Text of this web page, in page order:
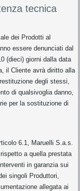
tecnica
dei Prodotti al
essere denunciati dal
(dieci) giorni dalla data
il Cliente avrà diritto alla
degli stessi,
di qualsivoglia danno,
per la sostituzione di
6.1, Maruelli S.a.s.
a quella prestata
in garanzia sui
singoli Produttori,
allegata ai